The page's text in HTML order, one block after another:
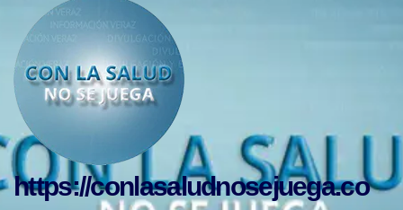
https://conlasaludnosejuega.co